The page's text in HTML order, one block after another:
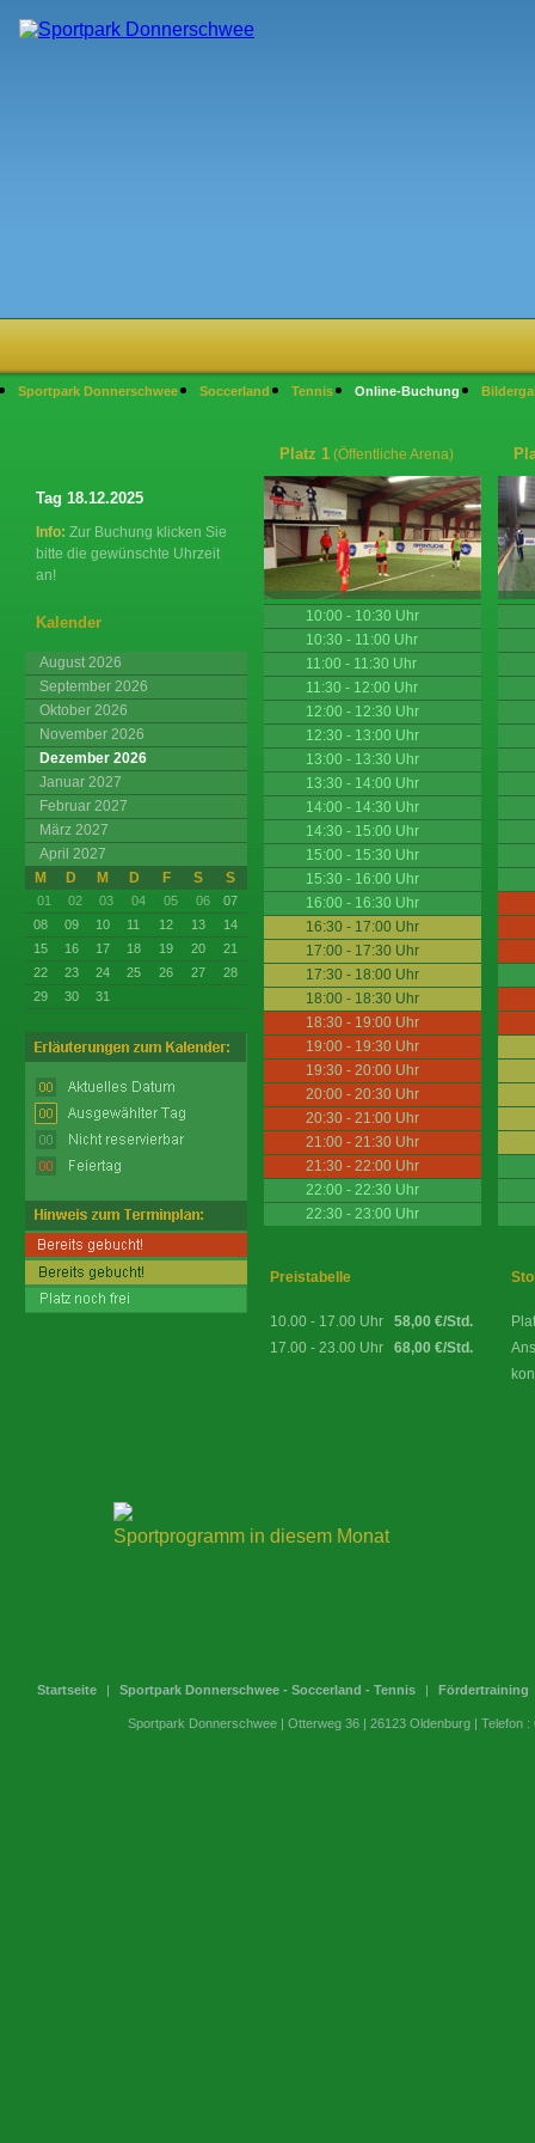
Sportpark Donnerschwee Soccerland Tennis Online-Buchung
Tag 18.12.2025
Info: Zur Buchung klicken Sie
bitte die gewünschte Uhrzeit
an!
Kalender
August 2026
September 2026
Oktober 2026
November 2026
Dezember 2026
Januar 2027
Februar 2027
März 2027
April 2027
M
D M D F S S
01 02 03 04 05 06
07
08
09 10 11 12 13
14
15
16 17 18 19 20
21
22
23 24 25 26 27
28
29
30 31
Platz 1 (Öffentliche Arena)
10:00 - 10:30 Uhr
10:30 - 11:00 Uhr
11:00 - 11:30 Uhr
11:30 - 12:00 Uhr
12:00 - 12:30 Uhr
12:30 - 13:00 Uhr
13:00 - 13:30 Uhr
13:30 - 14:00 Uhr
14:00 - 14:30 Uhr
14:30 - 15:00 Uhr
15:00 - 15:30 Uhr
15:30 - 16:00 Uhr
16:00 - 16:30 Uhr
16:30 - 17:00 Uhr
17:00 - 17:30 Uhr
17:30 - 18:00 Uhr
18:00 - 18:30 Uhr
18:30 - 19:00 Uhr
19:00 - 19:30 Uhr
19:30 - 20:00 Uhr
20:00 - 20:30 Uhr
20:30 - 21:00 Uhr
21:00 - 21:30 Uhr
21:30 - 22:00 Uhr
22:00 - 22:30 Uhr
22:30 - 23:00 Uhr
Preistabelle
10.00 - 17.00 Uhr
58,00 €/Std.
17.00 - 23.00 Uhr
68,00 €/Std.
Sportprogramm in diesem Monat
Startseite | Sportpark Donnerschwee - Soccerland - Tennis | Fördertraining
Sportpark Donnerschwee | Otterweg 36 | 26123 Oldenburg |